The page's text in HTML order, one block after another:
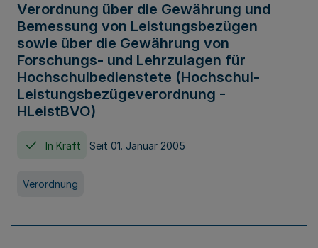
Verordnung über die Gewährung und
Bemessung von Leistungsbezügen
sowie über die Gewährung von
Forschungs- und Lehrzulagen für
Hochschulbedienstete (Hochschul-
Leistungsbezügeverordnung -
HLeistBVO)
In Kraft Seit 01. Januar 2005
Verordnung